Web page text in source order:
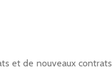
et de nouveaux contrats